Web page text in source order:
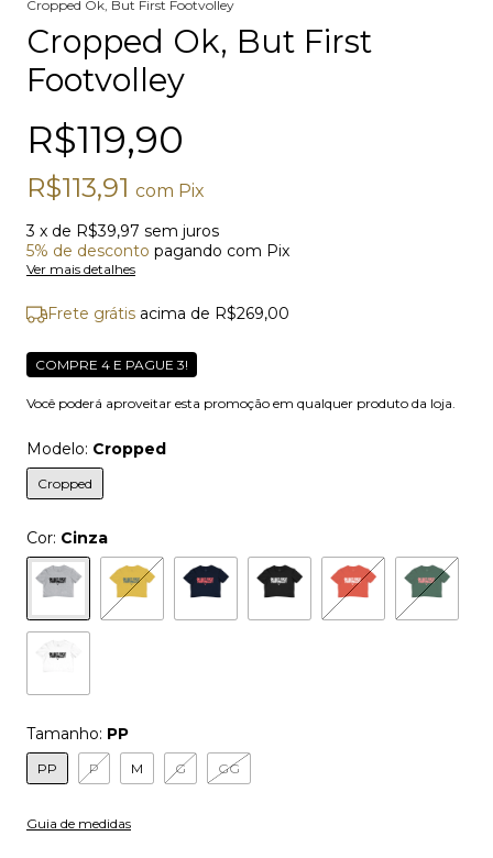
Cropped Ok, But First Footvolley
Cropped Ok, But First
Footvolley
R$119,90
R$113,91 com Pix
3 x de R$39,97 sem juros
5% de desconto pagando com Pix
Ver mais detalhes
Frete grátis acima de R$269,00
COMPRE 4 E PAGUE 3!
Você poderá aproveitar esta promoção em qualquer produto da loja.
Modelo: Cropped
Cropped
Cor: Cinza
Tamanho: PP
PP P M G GG
Guia de medidas